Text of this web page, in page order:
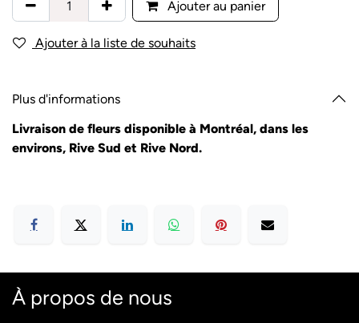
Ajouter au panier
Ajouter à la liste de souhaits
Plus d'informations
Livraison de fleurs disponible à Montréal, dans les
environs, Rive Sud et Rive Nord.
À propos de nous